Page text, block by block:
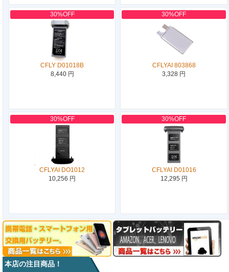
30%OFF
CFLY D01018B
8,440 円
30%OFF
CFLYAI 803868
3,328 円
30%OFF
CFLYAI DO1012
10,256 円
30%OFF
CFLYAI D01016
12,295 円
本店の注目商品！